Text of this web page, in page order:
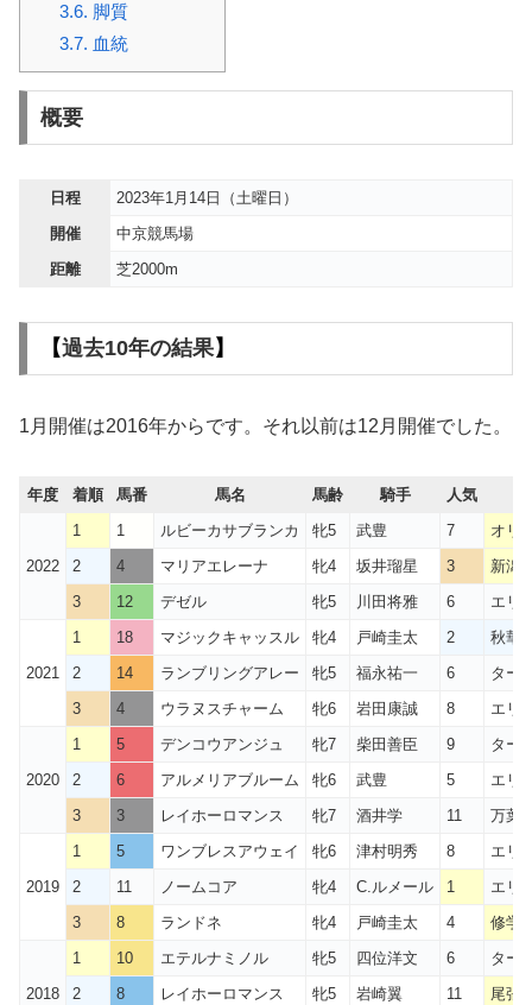
3.6. 脚質
3.7. 血統
概要
日程
2023年1月14日（土曜日）
開催
中京競馬場
距離
芝2000m
【過去10年の結果】
1月開催は2016年からです。それ以前は12月開催でした。
年度 着順 馬番 馬名 馬齢 騎手 人気
2022
1 1 ルビーカサブランカ 牝5 武豊 7
オリ
2
4 マリアエレーナ 牝4 坂井瑠星 3
新潟
3
12 デゼル 牝5 川田将雅 6 エリ
2021
1 18 マジックキャッスル 牝4 戸崎圭太 2
秋華
2
14 ランブリングアレー 牝5 福永祐一 6
ター
3
4 ウラヌスチャーム 牝6 岩田康誠 8 エリ
2020
1 5 デンコウアンジュ 牝7 柴田善臣 9
ター
2
6 アルメリアブルーム 牝6 武豊 5
エリ
3
3 レイホーロマンス 牝7 酒井学 11 万葉
2019
1 5 ワンブレスアウェイ 牝6 津村明秀 8
エリ
2
11 ノームコア 牝4 C.ルメール 1
エリ
3
8 ランドネ 牝4 戸崎圭太 4 修学
2018
1 10 エテルナミノル 牝5 四位洋文 6
ター
2
8 レイホーロマンス 牝5 岩崎翼 11
尾張